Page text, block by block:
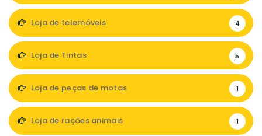
Loja de telemóveis 4
Loja de Tintas 5
Loja de peças de motas 1
Loja de rações animais 1